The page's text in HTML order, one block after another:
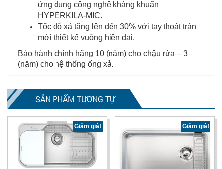
ứng dụng công nghệ kháng khuẩn
HYPERKILA-MIC.
Tốc độ xả tăng lên đến 30% với tay thoát tràn
mới thiết kế vuông hiện đại.
Bảo hành chính hãng 10 (năm) cho chậu rửa – 3
(năm) cho hệ thống ống xả.
SẢN PHẨM TƯƠNG TỰ
Giảm giá! Giảm giá!